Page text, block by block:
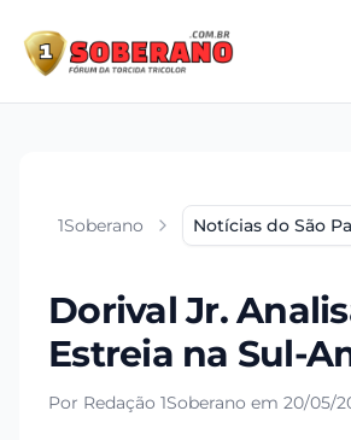
1Soberano Notícias do São
Dorival Jr.
Estreia na Sul-
Por Redação 1Soberano em 20/05/